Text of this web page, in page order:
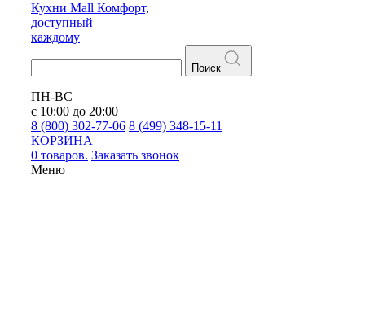
Кухни Mall Комфорт,
доступный
каждому
Поиск
ПН-ВС
с 10:00 до 20:00
8 (800) 302-77-06 8 (499) 348-15-11
КОРЗИНА
0 товаров. Заказать звонок
Меню